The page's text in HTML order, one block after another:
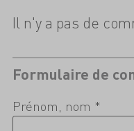
Il n'y a pas de
Formulaire de
Prénom, nom *